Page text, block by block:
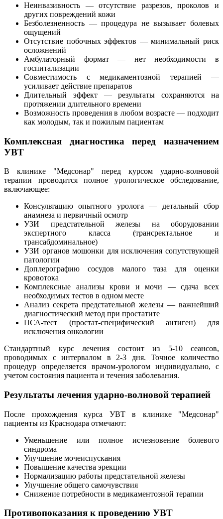
Неинвазивность — отсутствие разрезов, проколов и
других повреждений кожи
Безболезненность — процедура не вызывает болевых
ощущений
Отсутствие побочных эффектов — минимальный риск
осложнений
Амбулаторный формат — нет необходимости в
госпитализации
Совместимость с медикаментозной терапией —
усиливает действие препаратов
Длительный эффект — результаты сохраняются на
протяжении длительного времени
Возможность проведения в любом возрасте — подходит
как молодым, так и пожилым пациентам
Комплексная диагностика перед назначением
УВТ
В клинике "Медсонар" перед курсом ударно-волновой
терапии проводится полное урологическое обследование,
включающее:
Консультацию опытного уролога — детальный сбор
анамнеза и первичный осмотр
УЗИ предстательной железы на оборудовании
экспертного класса (трансректальное и
трансабдоминальное)
УЗИ органов мошонки для исключения сопутствующей
патологии
Доплерографию сосудов малого таза для оценки
кровотока
Комплексные анализы крови и мочи — сдача всех
необходимых тестов в одном месте
Анализ секрета предстательной железы — важнейший
диагностический метод при простатите
ПСА-тест (простат-специфический антиген) для
исключения онкологии
Стандартный курс лечения состоит из 5-10 сеансов,
проводимых с интервалом в 2-3 дня. Точное количество
процедур определяется врачом-урологом индивидуально, с
учетом состояния пациента и течения заболевания.
Результаты лечения ударно-волновой терапией
После прохождения курса УВТ в клинике "Медсонар"
пациенты из Краснодара отмечают:
Уменьшение или полное исчезновение болевого
синдрома
Улучшение мочеиспускания
Повышение качества эрекции
Нормализацию работы предстательной железы
Улучшение общего самочувствия
Снижение потребности в медикаментозной терапии
Противопоказания к проведению УВТ